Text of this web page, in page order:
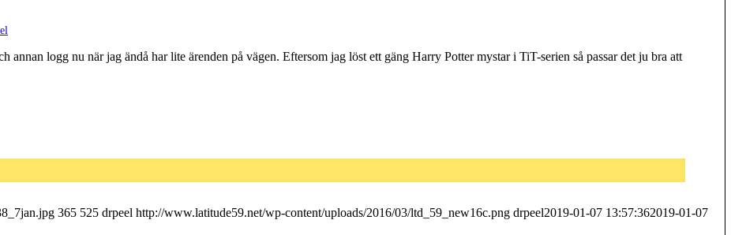
annan logg nu när jag ändå har lite ärenden på vägen. Eftersom jag löst ett gäng Harry Potter mystar i TiT-serien så passar det ju bra att
365 525 drpeel http://www.latitude59.net/wp-content/uploads/2016/03/ltd_59_new16c.png drpeel2019-01-07 13:57:362019-01-07